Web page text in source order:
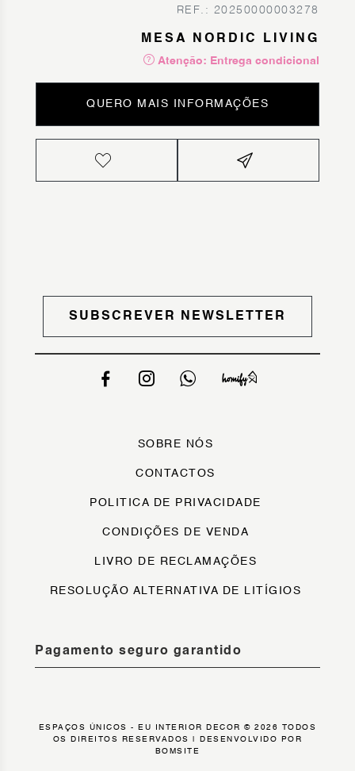
REF.: 20250000003278
MESA NORDIC LIVING
Atenção: Entrega condicional
QUERO MAIS INFORMAÇÕES
SUBSCREVER NEWSLETTER
SOBRE NÓS
CONTACTOS
POLITICA DE PRIVACIDADE
CONDIÇÕES DE VENDA
LIVRO DE RECLAMAÇÕES
RESOLUÇÃO ALTERNATIVA DE LITÍGIOS
Pagamento seguro garantido
ESPAÇOS ÚNICOS - EU INTERIOR DECOR © 2026 TODOS
OS DIREITOS RESERVADOS | DESENVOLVIDO POR
BOMSITE